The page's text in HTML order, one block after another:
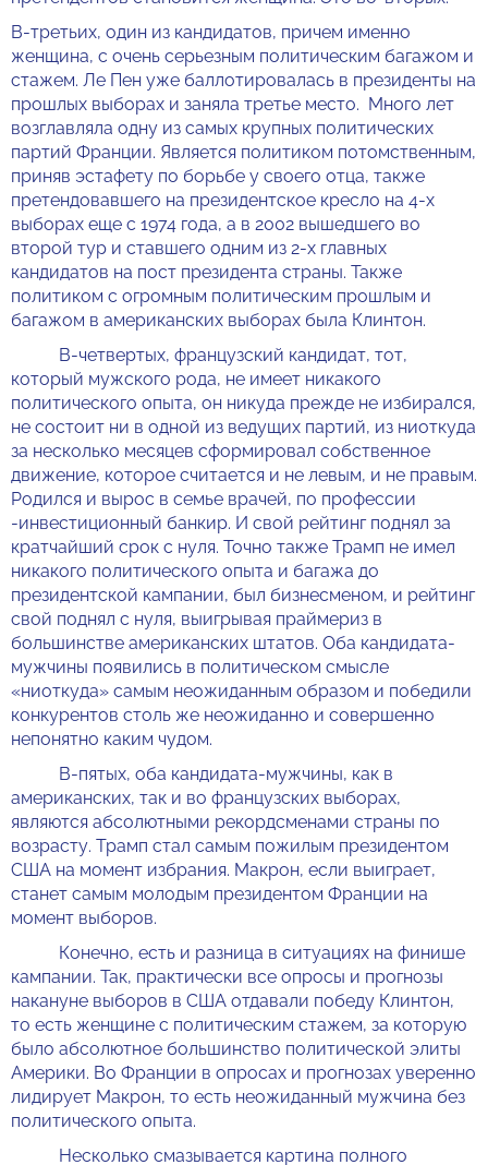
В-третьих, один из кандидатов, причем именно
женщина, с очень серьезным политическим багажом и
стажем. Ле Пен уже баллотировалась в президенты на
прошлых выборах и заняла третье место. Много лет
возглавляла одну из самых крупных политических
партий Франции. Является политиком потомственным,
приняв эстафету по борьбе у своего отца, также
претендовавшего на президентское кресло на 4-х
выборах еще с 1974 года, а в 2002 вышедшего во
второй тур и ставшего одним из 2-х главных
кандидатов на пост президента страны. Также
политиком с огромным политическим прошлым и
багажом в американских выборах была Клинтон.
В-четвертых, французский кандидат, тот,
который мужского рода, не имеет никакого
политического опыта, он никуда прежде не избирался,
не состоит ни в одной из ведущих партий, из ниоткуда
за несколько месяцев сформировал собственное
движение, которое считается и не левым, и не правым.
Родился и вырос в семье врачей, по профессии
-инвестиционный банкир. И свой рейтинг поднял за
кратчайший срок с нуля. Точно также Трамп не имел
никакого политического опыта и багажа до
президентской кампании, был бизнесменом, и рейтинг
свой поднял с нуля, выигрывая праймериз в
большинстве американских штатов. Оба кандидата-
мужчины появились в политическом смысле
«ниоткуда» самым неожиданным образом и победили
конкурентов столь же неожиданно и совершенно
непонятно каким чудом.
В-пятых, оба кандидата-мужчины, как в
американских, так и во французских выборах,
являются абсолютными рекордсменами страны по
возрасту. Трамп стал самым пожилым президентом
США на момент избрания. Макрон, если выиграет,
станет самым молодым президентом Франции на
момент выборов.
Конечно, есть и разница в ситуациях на финише
кампании. Так, практически все опросы и прогнозы
накануне выборов в США отдавали победу Клинтон,
то есть женщине с политическим стажем, за которую
было абсолютное большинство политической элиты
Америки. Во Франции в опросах и прогнозах уверенно
лидирует Макрон, то есть неожиданный мужчина без
политического опыта.
Несколько смазывается картина полного